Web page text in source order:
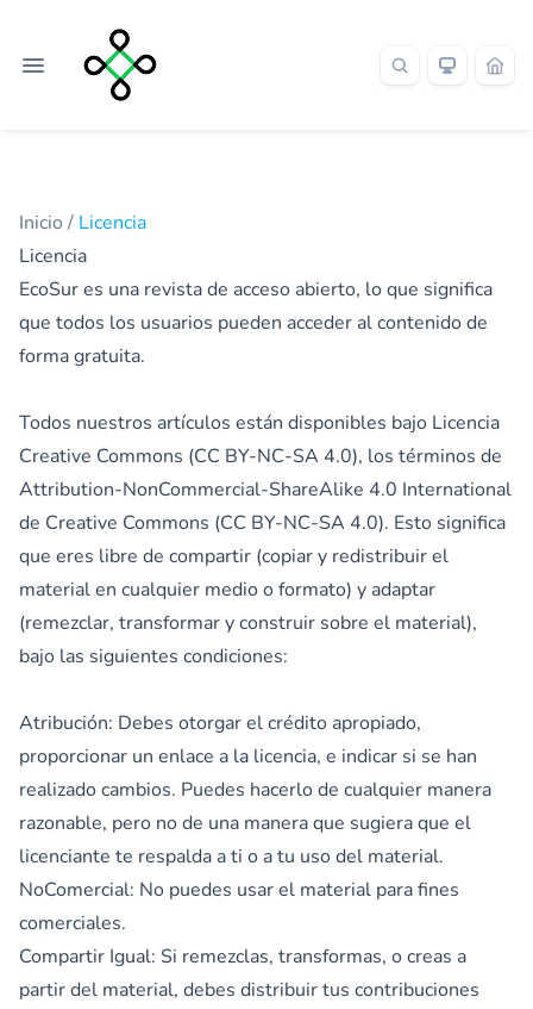
Inicio / Licencia
Licencia
EcoSur es una revista de acceso abierto, lo que significa
que todos los usuarios pueden acceder al contenido de
forma gratuita.
Todos nuestros artículos están disponibles bajo Licencia
Creative Commons (CC BY-NC-SA 4.0), los términos de
Attribution-NonCommercial-ShareAlike 4.0 International
de Creative Commons (CC BY-NC-SA 4.0). Esto significa
que eres libre de compartir (copiar y redistribuir el
material en cualquier medio o formato) y adaptar
(remezclar, transformar y construir sobre el material),
bajo las siguientes condiciones:
Atribución: Debes otorgar el crédito apropiado,
proporcionar un enlace a la licencia, e indicar si se han
realizado cambios. Puedes hacerlo de cualquier manera
razonable, pero no de una manera que sugiera que el
licenciante te respalda a ti o a tu uso del material.
NoComercial: No puedes usar el material para fines
comerciales.
Compartir Igual: Si remezclas, transformas, o creas a
partir del material, debes distribuir tus contribuciones